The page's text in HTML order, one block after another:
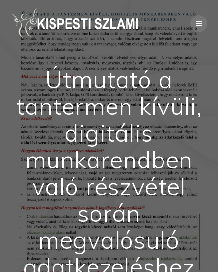
to
content
Útmutató a
tantermen kívüli,
digitális
munkarendben
való részvétel
során
megvalósuló